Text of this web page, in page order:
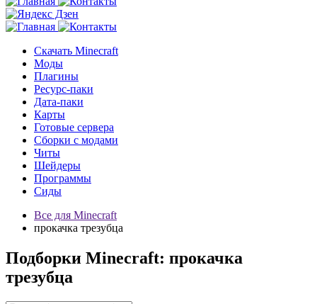
Скачать Minecraft
Моды
Плагины
Ресурс-паки
Дата-паки
Карты
Готовые сервера
Сборки с модами
Читы
Шейдеры
Программы
Сиды
Все для Minecraft
прокачка трезубца
Подборки Minecraft: прокачка
трезубца